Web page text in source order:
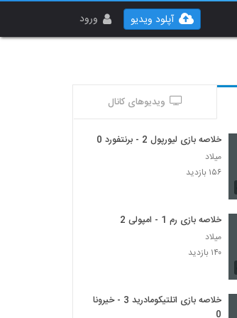
ورود آپلود ویدیو
ویدیوهای کانال
خلاصه بازی لیورپول 2 - برنتفورد 0
میلاد
۱۵۶ بازدید
خلاصه بازی رم 1 - امپولی 2
میلاد
۱۴۰ بازدید
خلاصه بازی اتلتیکومادرید 3 - خیرونا
0